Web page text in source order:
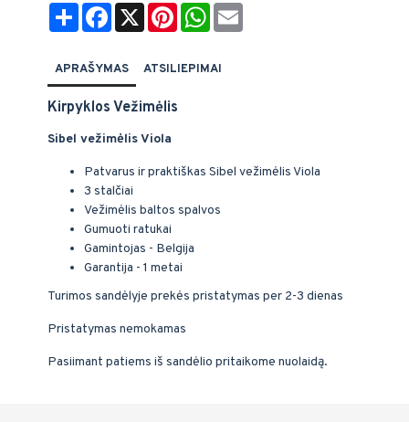
Share Facebook
X PinterestWhatsApp
APRAŠYMAS ATSILIEPIMAI
Kirpyklos Vežimėlis
Sibel vežimėlis Viola
Patvarus ir praktiškas Sibel vežimėlis Viola
3 stalčiai
Vežimėlis baltos spalvos
Gumuoti ratukai
Gamintojas - Belgija
Garantija - 1 metai
Turimos sandėlyje prekės pristatymas per 2-3 dienas
Pristatymas nemokamas
Pasiimant patiems iš sandėlio pritaikome nuolaidą.